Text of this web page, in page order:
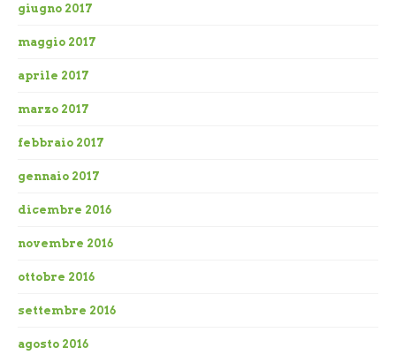
giugno 2017
maggio 2017
aprile 2017
marzo 2017
febbraio 2017
gennaio 2017
dicembre 2016
novembre 2016
ottobre 2016
settembre 2016
agosto 2016